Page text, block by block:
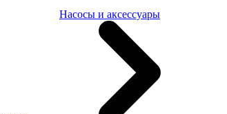
Насосы и аксессуары